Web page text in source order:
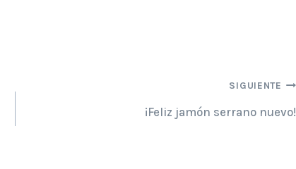
SIGUIENTE
¡Feliz jamón serrano nuevo!